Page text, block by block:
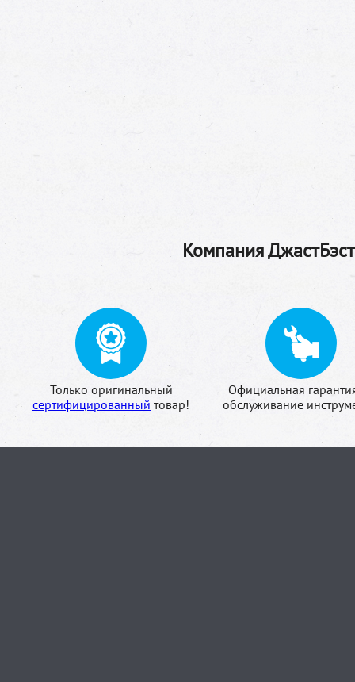
Компания
Только оригинальный
сертифицированный товар!
Официальная
обслуживание